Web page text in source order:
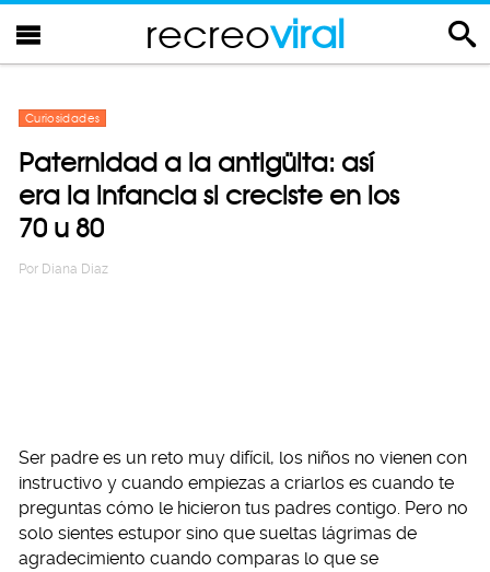
recreoviral
Curiosidades
Paternidad a la antigüita: así
era la infancia si creciste en los
70 u 80
Por Diana Diaz
Ser padre es un reto muy difícil, los niños no vienen con
instructivo y cuando empiezas a criarlos es cuando te
preguntas cómo le hicieron tus padres contigo. Pero no
solo sientes estupor sino que sueltas lágrimas de
agradecimiento cuando comparas lo que se